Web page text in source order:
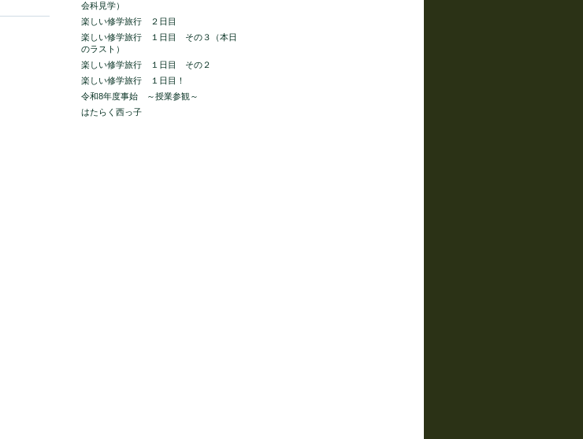
会科見学）
楽しい修学旅行 ２日目
楽しい修学旅行 １日目 その３（本日
のラスト）
楽しい修学旅行 １日目 その２
楽しい修学旅行 １日目！
令和8年度事始 ～授業参観～
はたらく西っ子